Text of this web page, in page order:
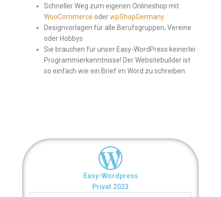
Schneller Weg zum eigenen Onlineshop mit
WooCommerce oderwpShopGermany
Designvorlagen für alle Berufsgruppen, Vereine
oder Hobbys
Sie brauchen für unser Easy-WordPress keinerlei
Programmierkenntnisse! Der Websitebuilder ist
so einfach wie ein Brief im Word zu schreiben.
Easy-Wordpress
Privat 2023